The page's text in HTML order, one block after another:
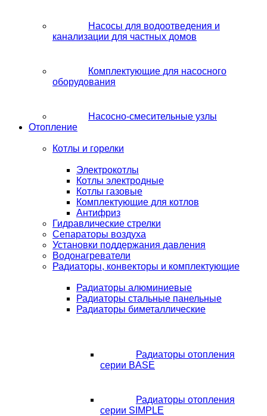
Насосы для водоотведения и
канализации для частных домов
Комплектующие для насосного
оборудования
Насосно-смесительные узлы
Отопление
Котлы и горелки
Электрокотлы
Котлы электродные
Котлы газовые
Комплектующие для котлов
Антифриз
Гидравлические стрелки
Сепараторы воздуха
Установки поддержания давления
Водонагреватели
Радиаторы, конвекторы и комплектующие
Радиаторы алюминиевые
Радиаторы стальные панельные
Радиаторы биметаллические
Радиаторы отопления
серии BASE
Радиаторы отопления
серии SIMPLE